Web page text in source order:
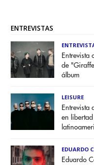
ENTREVISTAS
Entrevista
de
álbum
LEISURE
Entrevista
en
EDUARDO
Eduardo